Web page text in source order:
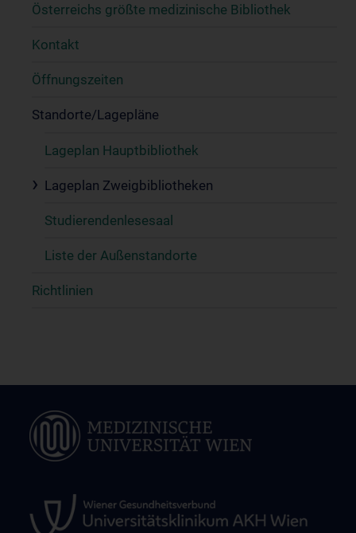
Österreichs größte medizinische Bibliothek
Kontakt
Öffnungszeiten
Standorte/Lagepläne
Lageplan Hauptbibliothek
Lageplan Zweigbibliotheken
Studierendenlesesaal
Liste der Außenstandorte
Richtlinien